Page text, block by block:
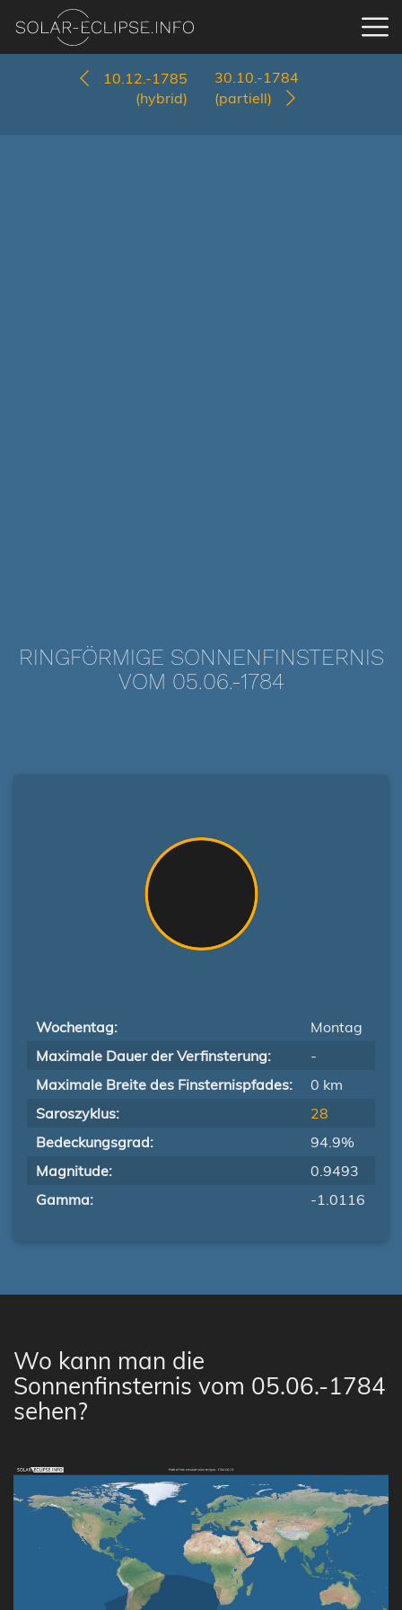
10.12.-1785
(hybrid)
30.10.-1784
(partiell)
RINGFÖRMIGE SONNENFINSTERNIS
VOM 05.06.-1784
Wochentag:
Montag
Maximale Dauer der Verfinsterung:
-
Maximale Breite des Finsternispfades:
0 km
Saroszyklus:
28
Bedeckungsgrad:
94.9%
Magnitude:
0.9493
Gamma:
-1.0116
Wo kann man die
Sonnenfinsternis vom 05.06.-1784
sehen?